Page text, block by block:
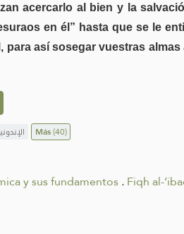
acercarlo al bien y la
en él” hasta que se le
para así sosegar vuestras
Más(40)
y sus fundamentos.Fiqh al-